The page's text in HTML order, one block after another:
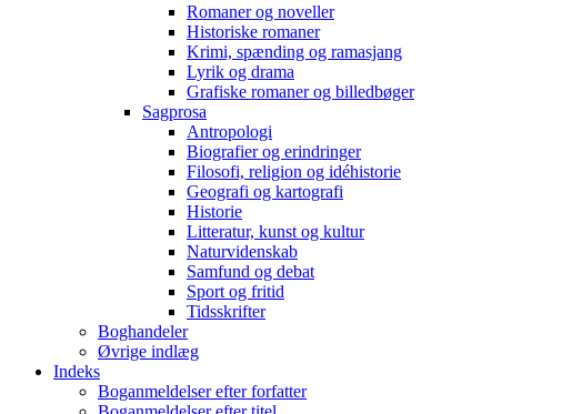
Romaner og noveller
Historiske romaner
Krimi, spænding og ramasjang
Lyrik og drama
Grafiske romaner og billedbøger
Sagprosa
Antropologi
Biografier og erindringer
Filosofi, religion og idéhistorie
Geografi og kartografi
Historie
Litteratur, kunst og kultur
Naturvidenskab
Samfund og debat
Sport og fritid
Tidsskrifter
Boghandeler
Øvrige indlæg
Indeks
Boganmeldelser efter forfatter